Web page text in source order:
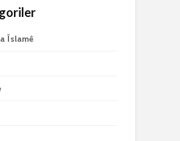
Îslamê